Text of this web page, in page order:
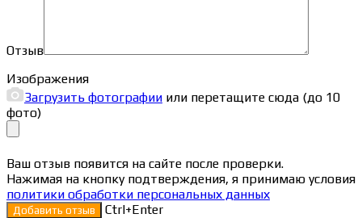
Отзыв
Изображения
Загрузить фотографии или перетащите сюда (до 10
фото)
Ваш отзыв появится на сайте после проверки.
Нажимая на кнопку подтверждения, я принимаю условия
политики обработки персональных данных
Ctrl+Enter